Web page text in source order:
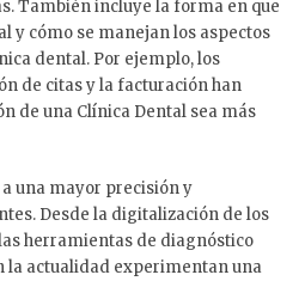
También incluye la forma en que
y cómo se manejan los aspectos
dental. Por ejemplo, los
de citas y la facturación han
de una Clínica Dental sea más
una mayor precisión y
Desde la digitalización de los
herramientas de diagnóstico
la actualidad experimentan una